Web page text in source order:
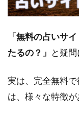
特
徴
1.1
占い
師か
接鑑
ても
「無料の占いサ
たるの？」 と疑
実は、完全無料
は、様々な特徴が